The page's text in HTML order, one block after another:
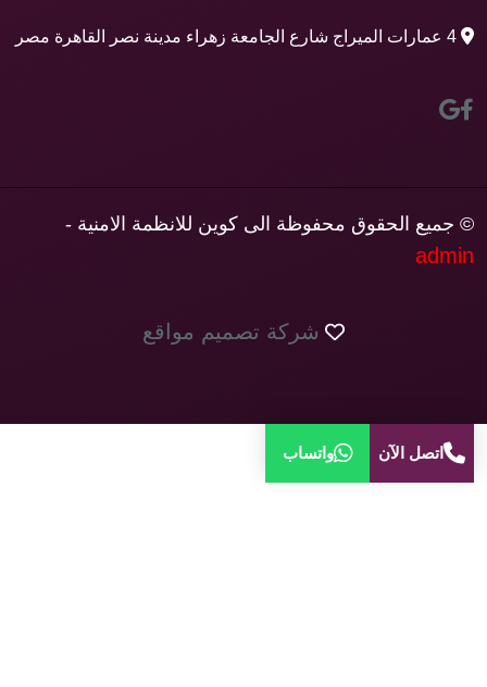
4 عمارات الميراج شارع الجامعة زهراء مدينة نصر القاهرة مصر
© جميع الحقوق محفوظة الى كوين للانظمة الامنية -
admin
شركة تصميم مواقع
اتصل الآن واتساب